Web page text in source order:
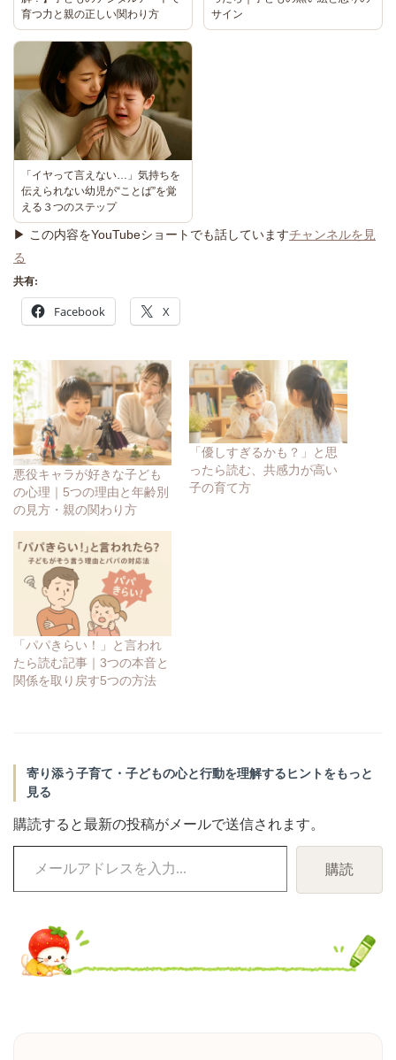
育つ力と親の正しい関わり方
サイン
「イヤって言えない…」気持ちを
伝えられない幼児が“ことば”を覚
える３つのステップ
▶ この内容をYouTubeショートでも話していますチャンネルを見
る
共有:
Facebook X
悪役キャラが好きな子ども
の心理｜5つの理由と年齢別
の見方・親の関わり方
「優しすぎるかも？」と思
ったら読む、共感力が高い
子の育て方
「パパきらい！」と言われ
たら読む記事｜3つの本音と
関係を取り戻す5つの方法
寄り添う子育て・子どもの心と行動を理解するヒントをもっと
見る
購読すると最新の投稿がメールで送信されます。
ド
レ
購読